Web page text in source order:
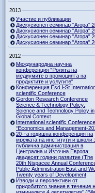
2013
Участие и публикации
Дискусионен семинар "Агора"
Дискусионен семинар "Агора"
Дискусионен семинар "Агора"
Дискусионен семинар "Агора"
2012
Международна научна
конференция “Ролята на
медиумите в промоцията на
продуктите и услугите"
Конференция Esd I-St
scientific Conference
Gordon Research Сonference
Science & Technology Policy:
Science and Technology Policy in
Global Context
International scientific Conference
“Economics and Management-
20-та годишна конференция на
мрежата на институти и школи
публична администрация в
Централна и Източна Европа:
двадесет години развитие (The
20th Nispacee Annual
Public Administration East and
Twenty years of Development
Изводи и перспективи от
придобитото знание в течение